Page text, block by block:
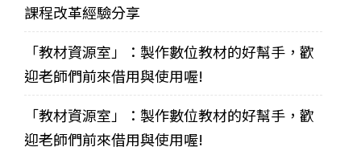
課程改革經驗分享
「教材資源室」：製作數位教材的好幫手，歡
迎老師們前來借用與使用喔!
「教材資源室」：製作數位教材的好幫手，歡
迎老師們前來借用與使用喔!